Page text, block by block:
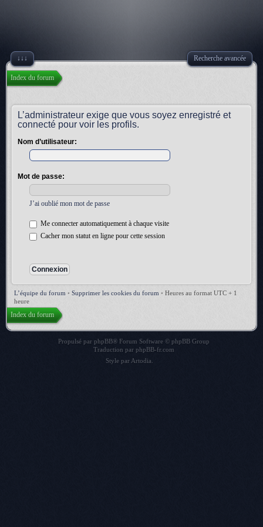
↓↓↓ Recherche avancée
Index du forum
L’administrateur exige que vous soyez enregistré et
connecté pour voir les profils.
Nom d’utilisateur:
Mot de passe:
J’ai oublié mon mot de passe
Me connecter automatiquement à chaque visite
Cacher mon statut en ligne pour cette session
L’équipe du forum • Supprimer les cookies du forum • Heures au format UTC + 1
heure
Index du forum
Propulsé par phpBB® Forum Software © phpBB Group
Traduction par phpBB-fr.com
Style par Artodia